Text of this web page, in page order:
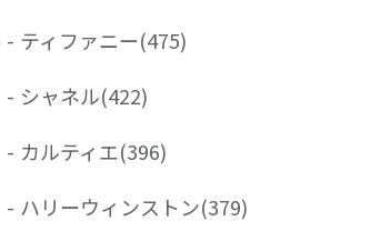
- ティファニー(475)
- シャネル(422)
- カルティエ(396)
- ハリーウィンストン(379)